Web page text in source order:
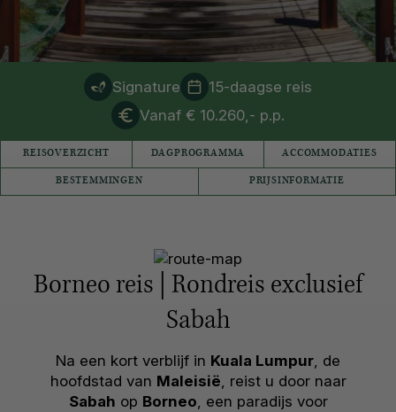
Signature
15-daagse reis
Vanaf € 10.260,- p.p.
REISOVERZICHT DAGPROGRAMMA ACCOMMODATIES
BESTEMMINGEN PRIJSINFORMATIE
Borneo reis | Rondreis exclusief
Sabah
Na een kort verblijf in Kuala Lumpur, de
hoofdstad van Maleisië, reist u door naar
Sabah op Borneo, een paradijs voor